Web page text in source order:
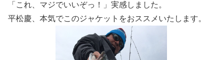
「これ、マジでいいぞっ！」実感しました。
平松慶、本気でこのジャケットをおススメいたします。